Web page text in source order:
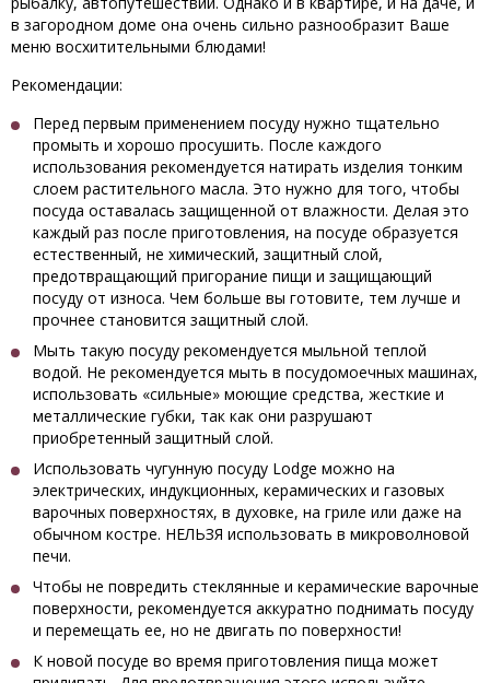
в загородном доме она очень сильно разнообразит Ваше
меню восхитительными блюдами!
Рекомендации:
Перед первым применением посуду нужно тщательно
промыть и хорошо просушить. После каждого
использования рекомендуется натирать изделия тонким
слоем растительного масла. Это нужно для того, чтобы
посуда оставалась защищенной от влажности. Делая это
каждый раз после приготовления, на посуде образуется
естественный, не химический, защитный слой,
предотвращающий пригорание пищи и защищающий
посуду от износа. Чем больше вы готовите, тем лучше и
прочнее становится защитный слой.
Мыть такую посуду рекомендуется мыльной теплой
водой. Не рекомендуется мыть в посудомоечных машинах,
использовать «сильные» моющие средства, жесткие и
металлические губки, так как они разрушают
приобретенный защитный слой.
Использовать чугунную посуду Lodge можно на
электрических, индукционных, керамических и газовых
варочных поверхностях, в духовке, на гриле или даже на
обычном костре. НЕЛЬЗЯ использовать в микроволновой
печи.
Чтобы не повредить стеклянные и керамические варочные
поверхности, рекомендуется аккуратно поднимать посуду
и перемещать ее, но не двигать по поверхности!
К новой посуде во время приготовления пища может